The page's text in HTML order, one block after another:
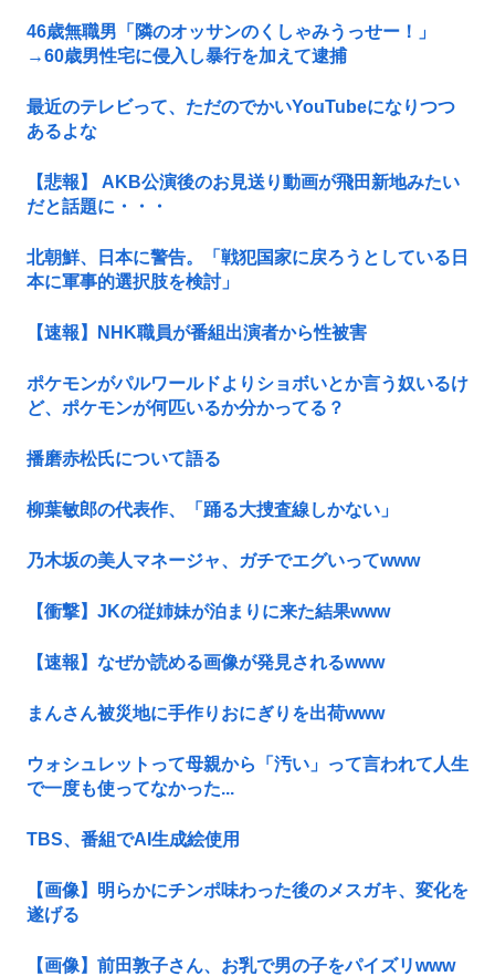
46歳無職男「隣のオッサンのくしゃみうっせー！」
→60歳男性宅に侵入し暴行を加えて逮捕
最近のテレビって、ただのでかいYouTubeになりつつ
あるよな
【悲報】 AKB公演後のお見送り動画が飛田新地みたい
だと話題に・・・
北朝鮮、日本に警告。「戦犯国家に戻ろうとしている日
本に軍事的選択肢を検討」
【速報】NHK職員が番組出演者から性被害
ポケモンがパルワールドよりショボいとか言う奴いるけ
ど、ポケモンが何匹いるか分かってる？
播磨赤松氏について語る
柳葉敏郎の代表作、「踊る大捜査線しかない」
乃木坂の美人マネージャ、ガチでエグいってwww
【衝撃】JKの従姉妹が泊まりに来た結果www
【速報】なぜか読める画像が発見されるwww
まんさん被災地に手作りおにぎりを出荷www
ウォシュレットって母親から「汚い」って言われて人生
で一度も使ってなかった...
TBS、番組でAI生成絵使用
【画像】明らかにチンポ味わった後のメスガキ、変化を
遂げる
【画像】前田敦子さん、お乳で男の子をパイズリwww